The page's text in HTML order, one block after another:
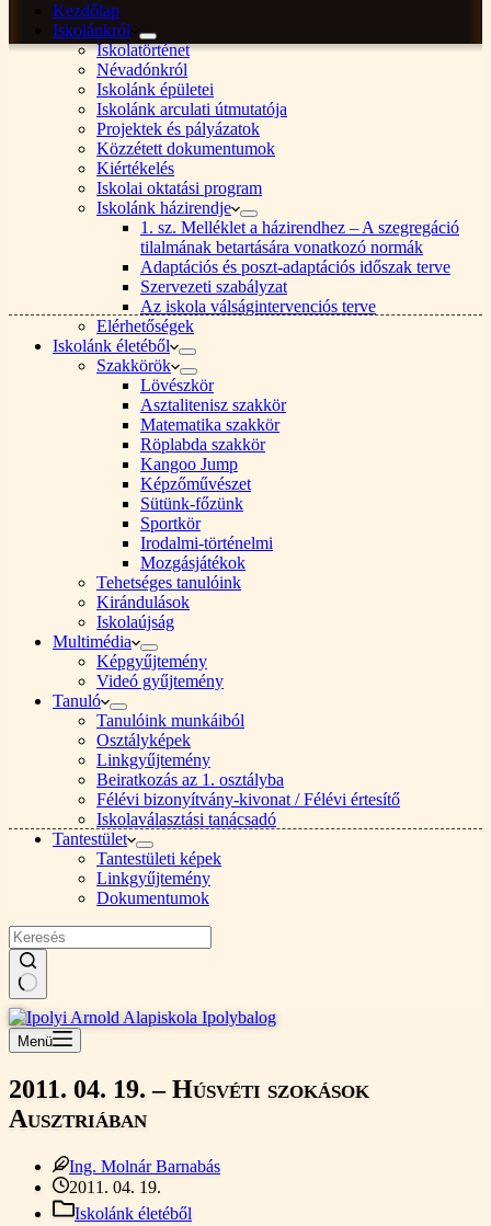
Kezdőlap
Iskolánkról
Iskolatörténet
Névadónkról
Iskolánk épületei
Iskolánk arculati útmutatója
Projektek és pályázatok
Közzétett dokumentumok
Kiértékelés
Iskolai oktatási program
Iskolánk házirendje
1. sz. Melléklet a házirendhez – A szegregáció
tilalmának betartására vonatkozó normák
Adaptációs és poszt-adaptációs időszak terve
Szervezeti szabályzat
Az iskola válságintervenciós terve
Elérhetőségek
Iskolánk életéből
Szakkörök
Lövészkör
Asztalitenisz szakkör
Matematika szakkör
Röplabda szakkör
Kangoo Jump
Képzőművészet
Sütünk-főzünk
Sportkör
Irodalmi-történelmi
Mozgásjátékok
Tehetséges tanulóink
Kirándulások
Iskolaújság
Multimédia
Képgyűjtemény
Videó gyűjtemény
Tanuló
Tanulóink munkáiból
Osztályképek
Linkgyűjtemény
Beiratkozás az 1. osztályba
Félévi bizonyítvány-kivonat / Félévi értesítő
Iskolaválasztási tanácsadó
Tantestület
Tantestületi képek
Linkgyűjtemény
Dokumentumok
Nincs
találat
Menü
2011. 04. 19. – Húsvéti szokások
Ausztriában
Ing. Molnár Barnabás
2011. 04. 19.
Iskolánk életéből